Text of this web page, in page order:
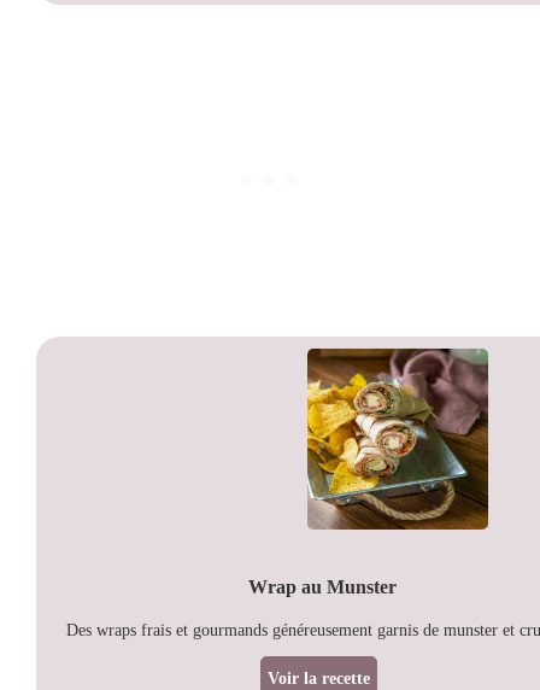
Wrap au Munster
Des wraps frais et gourmands généreusement garnis de munster et
Voir la recette